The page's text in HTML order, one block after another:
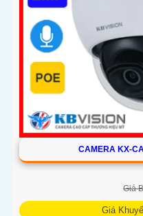
CAMERA KX-
Giá
Giá